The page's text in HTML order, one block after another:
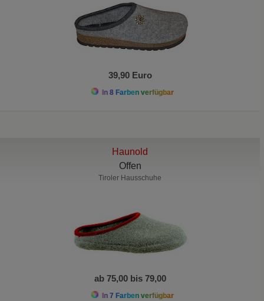
39,90 Euro
In 8 Farben verfügbar
Haunold
Offen
Tiroler Hausschuhe
ab 75,00 bis 79,00
In 7 Farben verfügbar